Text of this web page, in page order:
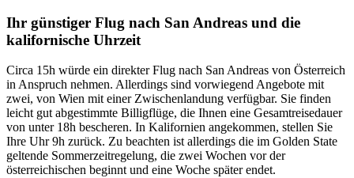
Ihr günstiger Flug nach San Andreas und die
kalifornische Uhrzeit
Circa 15h würde ein direkter Flug nach San Andreas von Österreich
in Anspruch nehmen. Allerdings sind vorwiegend Angebote mit
zwei, von Wien mit einer Zwischenlandung verfügbar. Sie finden
leicht gut abgestimmte Billigflüge, die Ihnen eine Gesamtreisedauer
von unter 18h bescheren. In Kalifornien angekommen, stellen Sie
Ihre Uhr 9h zurück. Zu beachten ist allerdings die im Golden State
geltende Sommerzeitregelung, die zwei Wochen vor der
österreichischen beginnt und eine Woche später endet.